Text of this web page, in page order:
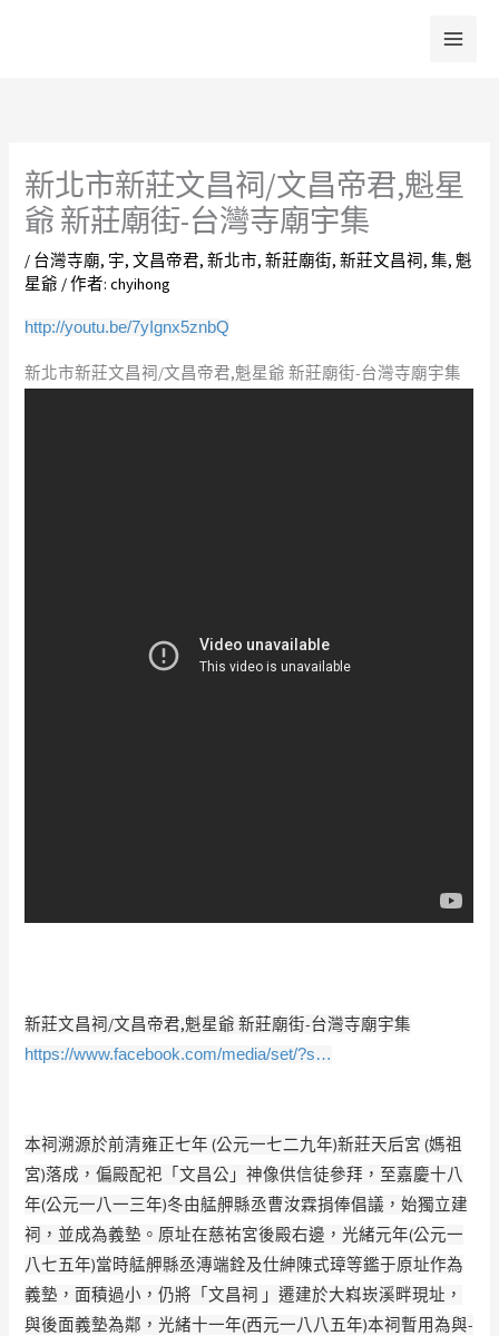
新北市新莊文昌祠/文昌帝君,魁星
爺 新莊廟街-台灣寺廟宇集
/ 台灣寺廟, 宇,文昌帝君,新北市,新莊廟街,新莊文昌祠,集, 魁
星爺 / 作者:chyihong
http://youtu.be/7yIgnx5znbQ
新北市新莊文昌祠/文昌帝君,魁星爺 新莊廟街-台灣寺廟宇集
新莊文昌祠/文昌帝君,魁星爺 新莊廟街-台灣寺廟宇集
https://www.facebook.com/media/set/?s…
本祠溯源於前清雍正七年 (公元一七二九年)新莊天后宮 (媽祖
宮)落成，偏殿配祀「文昌公」神像供信徒參拜，至嘉慶十八
年(公元一八一三年)­冬由艋舺縣丞曹汝霖捐俸倡議，始獨立建
祠，並成為義墊。原址在慈祐宮後殿右邊，光緒元­年(公元一
八七五年)當時艋舺縣丞漙端銓及仕紳陳式璋等鑑于原址作為
義墊，面積過小，­仍將「文昌祠 」遷建於大嵙崁溪畔現址，
與後面義墊為鄰，光緒十一年(西元一八八五年)本祠暫用為與­